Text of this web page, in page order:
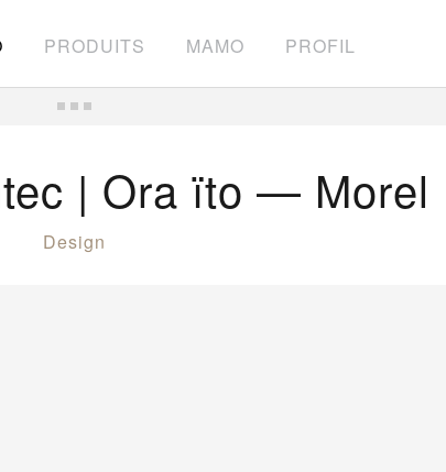
PRODUITS MAMO PROFIL
| Ora ïto — Morel
Design